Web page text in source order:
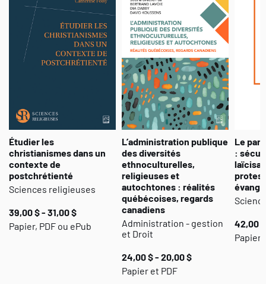
Étudier les
christianismes dans un
contexte de
postchrétienté
Sciences religieuses
39,00 $ - 31,00 $
Papier, PDF ou ePub
L’administration publique
des diversités
ethnoculturelles,
religieuses et
autochtones : réalités
québécoises, regards
canadiens
Administration - gestion
et Droit
24,00 $ - 20,00 $
Papier et PDF
Le
:
42,00
Papier